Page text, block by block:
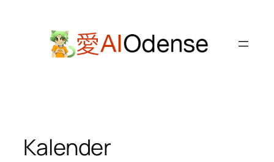
Kalender